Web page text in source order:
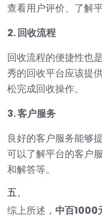
查看用户评价、了解
2. 回收流程
回收流程的便捷性也
秀的回收平台应该提
松完成回收操作。
3. 客户服务
良好的客户服务能够
可以了解平台的客户
和解答等。
五、
综上所述， 中百1000